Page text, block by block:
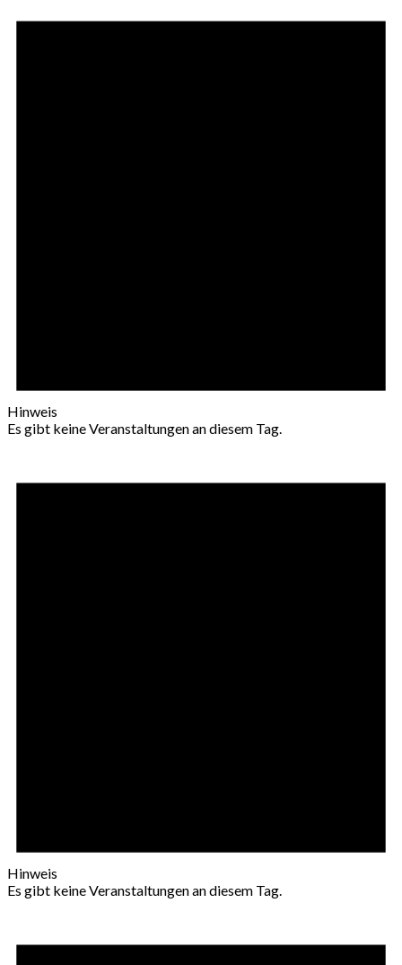
Hinweis
Es gibt keine Veranstaltungen an diesem Tag.
Hinweis
Es gibt keine Veranstaltungen an diesem Tag.